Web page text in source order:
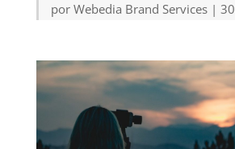
por Webedia Brand Services|